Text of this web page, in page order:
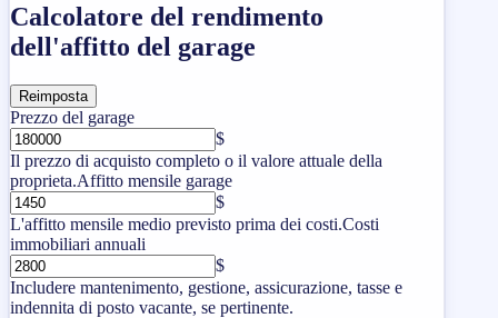
Calcolatore del rendimento
dell'affitto del garage
Reimposta
Prezzo del garage
$
Il prezzo di acquisto completo o il valore attuale della
proprieta.Affitto mensile garage
$
L'affitto mensile medio previsto prima dei costi.Costi
immobiliari annuali
$
Includere mantenimento, gestione, assicurazione, tasse e
indennita di posto vacante, se pertinente.